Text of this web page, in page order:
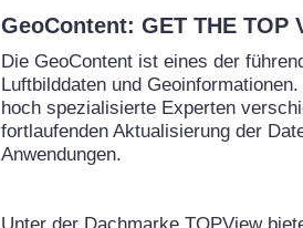
GeoContent: GET THE TOP
Die GeoContent ist eines der
Luftbilddaten und
hoch spezialisierte Experten
fortlaufenden Aktualisierung der
Anwendungen.
Unter der Dachmarke TOPView